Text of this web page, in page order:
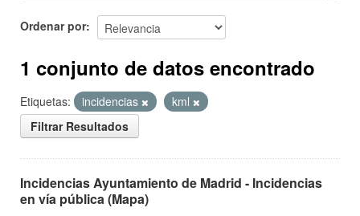
Ordenar por
1 conjunto de datos encontrado
Etiquetas: incidencias
kml
Filtrar Resultados
Incidencias Ayuntamiento de Madrid - Incidencias
en vía pública (Mapa)